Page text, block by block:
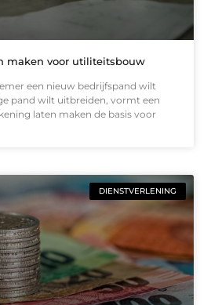
maken voor utiliteitsbouw
een nieuw bedrijfspand wilt
pand wilt uitbreiden, vormt een
laten maken de basis voor
DIENSTVERLENING